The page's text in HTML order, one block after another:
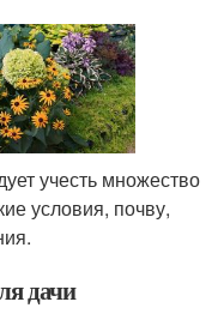
учесть множество
условия, почву,
дачи